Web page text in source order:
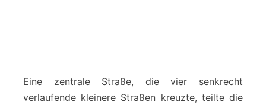
Eine zentrale Straße, die vier senkrecht
verlaufende kleinere Straßen kreuzte, teilte die